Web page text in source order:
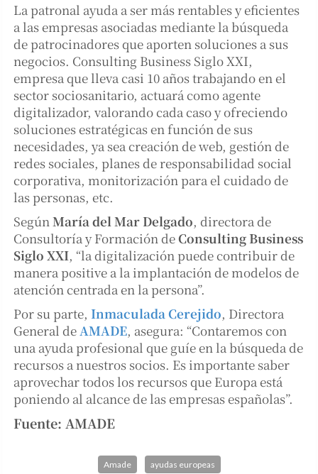
La patronal ayuda a ser más rentables y eficientes
a las empresas asociadas mediante la búsqueda
de patrocinadores que aporten soluciones a sus
negocios. Consulting Business Siglo XXI,
empresa que lleva casi 10 años trabajando en el
sector sociosanitario, actuará como agente
digitalizador, valorando cada caso y ofreciendo
soluciones estratégicas en función de sus
necesidades, ya sea creación de web, gestión de
redes sociales, planes de responsabilidad social
corporativa, monitorización para el cuidado de
las personas, etc.
SegúnMaría del Mar Delgado, directora de
Consultoría y Formación deConsulting Business
Siglo XXI, “la digitalización puede contribuir de
manera positive a la implantación de modelos de
atención centrada en la persona”.
Por su parte, Inmaculada Cerejido, Directora
General deAMADE, asegura: “Contaremos con
una ayuda profesional que guíe en la búsqueda de
recursos a nuestros socios. Es importante saber
aprovechar todos los recursos que Europa está
poniendo al alcance de las empresas españolas”.
Fuente: AMADE
Amade ayudas europeas